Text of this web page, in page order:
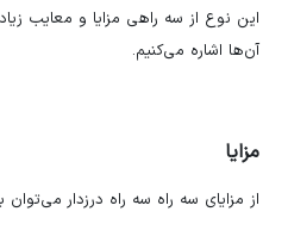
این نوع از سه راهی مزایا و معایب
آن‌ها اشاره می‌کنیم.
مزایا
از مزایای سه راه سه راه درزدار می‌توان